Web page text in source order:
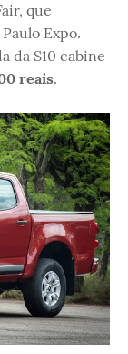
que
Expo.
da S10 cabine
reais.